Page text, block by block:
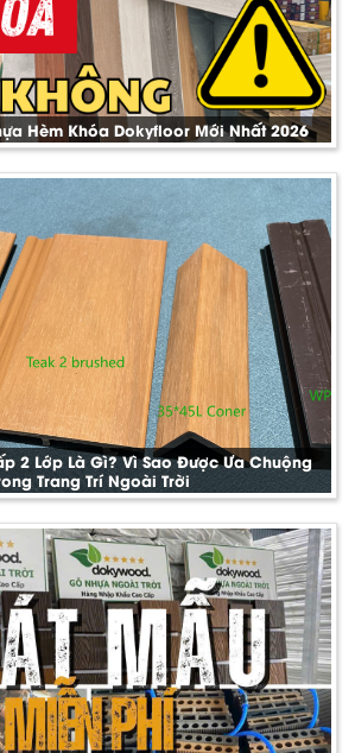
Hèm Khóa Dokyfloor Mới Nhất 2026
2 Lớp Là Gì? Vì Sao Được Ưa Chuộng
Trang Trí Ngoài Trời